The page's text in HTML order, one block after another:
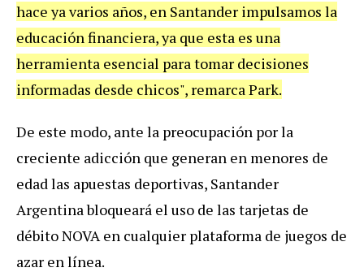
hace ya varios años, en Santander impulsamos la
educación financiera, ya que esta es una
herramienta esencial para tomar decisiones
informadas desde chicos", remarca Park.
De este modo, ante la preocupación por la
creciente adicción que generan en menores de
edad las apuestas deportivas, Santander
Argentina bloqueará el uso de las tarjetas de
débito NOVA en cualquier plataforma de juegos de
azar en línea.